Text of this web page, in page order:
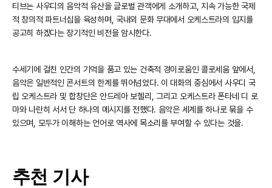
티브는 사우디의 음악적 유산을 글로벌 관객에게 소개하고, 지속 가능한 국제
적 창의적 파트너십을 육성하며, 국내외 문화 무대에서 오케스트라의 입지를
공고히 하겠다는 장기적인 비전을 암시한다.
수세기에 걸친 인간의 기억을 품고 있는 건축적 경이로움인 콜로세움 앞에서,
음악은 일반적인 콘서트의 한계를 뛰어넘었다. 이 대화의 중심에서 사우디 국
립 오케스트라 및 합창단은 안드레아 보첼리, 그리고 오케스트라 폰타네 디 로
마와 나란히 서서 단 하나의 메시지를 전했다. 음악은 세계를 하나로 묶을 수
있으며, 모두가 이해하는 언어로 역사에 목소리를 부여할 수 있다는 것을.
추천 기사